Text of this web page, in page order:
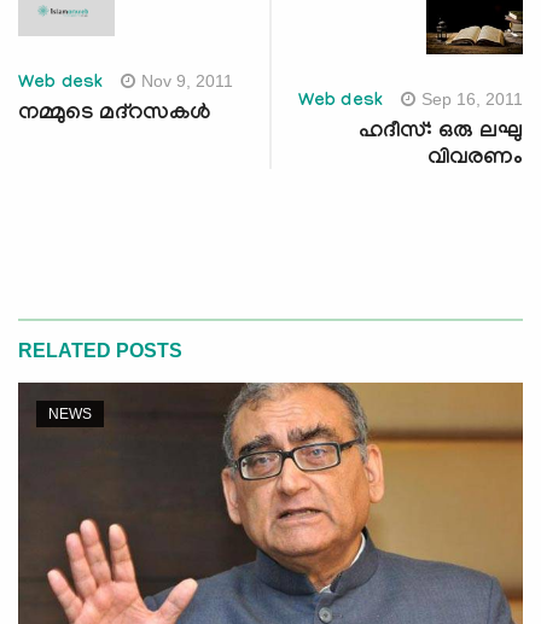
Web desk Nov 9, 2011
നമ്മുടെ മദ്‌റസകള്‍
Web desk Sep 16, 2011
ഹദീസ്: ഒരു ലഘു
വിവരണം
RELATED POSTS
NEWS